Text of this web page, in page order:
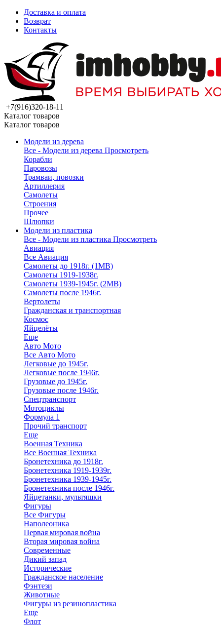
Доставка и оплата
Возврат
Контакты
+7(916)320-18-11
Каталог товаров
Каталог товаров
Модели из дерева
Все - Модели из дерева Просмотреть
Корабли
Паровозы
Трамваи, повозки
Артиллерия
Самолеты
Строения
Прочее
Шлюпки
Модели из пластика
Все - Модели из пластика Просмотреть
Авиация
Все Авиация
Самолеты до 1918г. (1МВ)
Самолеты 1919-1938г.
Самолеты 1939-1945г. (2МВ)
Самолеты после 1946г.
Вертолеты
Гражданская и транспортная
Космос
Яйцелёты
Еще
Авто Мото
Все Авто Мото
Легковые до 1945г.
Легковые после 1946г.
Грузовые до 1945г.
Грузовые после 1946г.
Спецтранспорт
Мотоциклы
Формула 1
Прочий транспорт
Еще
Военная Техника
Все Военная Техника
Бронетехника до 1918г.
Бронетехника 1919-1939г.
Бронетехника 1939-1945г.
Бронетехника после 1946г.
Яйцетанки, мультяшки
Фигуры
Все Фигуры
Наполеоника
Первая мировая война
Вторая мировая война
Современные
Дикий запад
Исторические
Гражданское население
Фэнтези
Животные
Фигуры из резинопластика
Еще
Флот